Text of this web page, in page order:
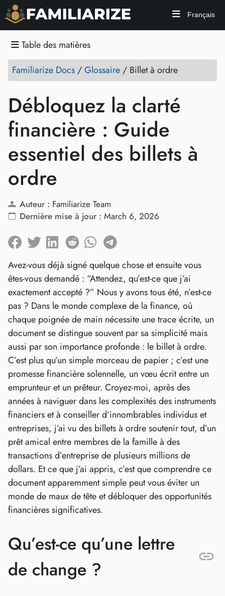
Français
Table des matières
Familiarize Docs /Glossaire / Billet à ordre
Débloquez la clarté
financière : Guide
essentiel des billets à
ordre
Auteur : Familiarize Team
Dernière mise à jour : March 6, 2026
Avez-vous déjà signé quelque chose et ensuite vous
êtes-vous demandé : “Attendez, qu’est-ce que j’ai
exactement accepté ?” Nous y avons tous été, n’est-ce
pas ? Dans le monde complexe de la finance, où
chaque poignée de main nécessite une trace écrite, un
document se distingue souvent par sa simplicité mais
aussi par son importance profonde : le billet à ordre.
C’est plus qu’un simple morceau de papier ; c’est une
promesse financière solennelle, un vœu écrit entre un
emprunteur et un prêteur. Croyez-moi, après des
années à naviguer dans les complexités des instruments
financiers et à conseiller d’innombrables individus et
entreprises, j’ai vu des billets à ordre soutenir tout, d’un
prêt amical entre membres de la famille à des
transactions d’entreprise de plusieurs millions de
dollars. Et ce que j’ai appris, c’est que comprendre ce
document apparemment simple peut vous éviter un
monde de maux de tête et débloquer des opportunités
financières significatives.
Qu’est-ce qu’une lettre
de change ?